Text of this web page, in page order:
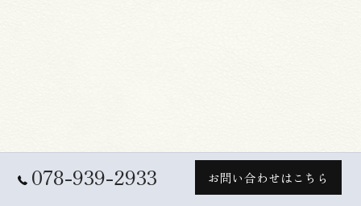
078-939-2933 お問い合わせはこちら